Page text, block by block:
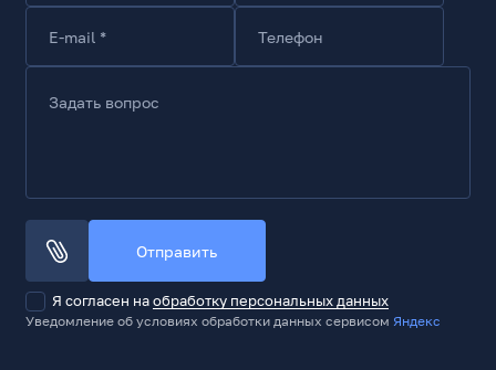
E-mail * Телефон
Задать вопрос
Отправить
Я согласен наобработку персональных данных
Уведомление об условиях обработки данных сервисомЯндекс